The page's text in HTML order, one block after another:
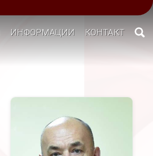
ИНФОРМАЦИИ КОНТАКТ